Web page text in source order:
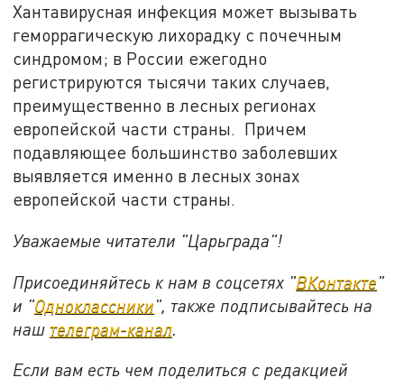
Хантавирусная инфекция может вызывать
геморрагическую лихорадку с почечным
синдромом; в России ежегодно
регистрируются тысячи таких случаев,
преимущественно в лесных регионах
европейской части страны. Причем
подавляющее большинство заболевших
выявляется именно в лесных зонах
европейской части страны.
Уважаемые читатели "Царьграда"!
Присоединяйтесь к нам в соцсетях "ВКонтакте"
и "Одноклассники", также подписывайтесь на
наш телеграм-канал
Если вам есть чем поделиться с редакцией